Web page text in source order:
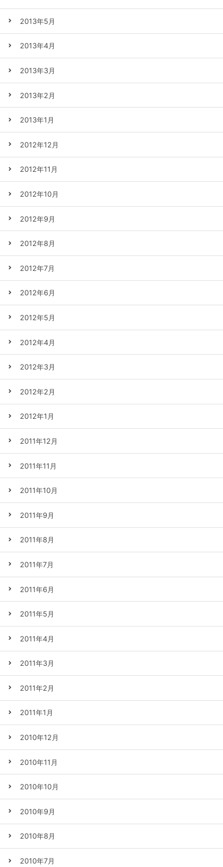
2013年5月
2013年4月
2013年3月
2013年2月
2013年1月
2012年12月
2012年11月
2012年10月
2012年9月
2012年8月
2012年7月
2012年6月
2012年5月
2012年4月
2012年3月
2012年2月
2012年1月
2011年12月
2011年11月
2011年10月
2011年9月
2011年8月
2011年7月
2011年6月
2011年5月
2011年4月
2011年3月
2011年2月
2011年1月
2010年12月
2010年11月
2010年10月
2010年9月
2010年8月
2010年7月